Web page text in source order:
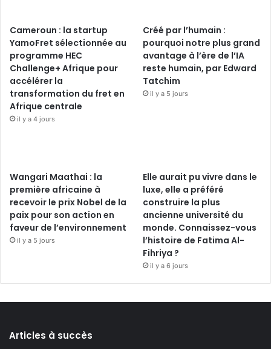
Cameroun : la startup
YamoFret sélectionnée au
programme HEC
Challenge+ Afrique pour
accélérer la
transformation du fret en
Afrique centrale
il y a 4 jours
Créé par l’humain :
pourquoi notre plus grand
avantage à l’ère de l’IA
reste humain, par Edward
Tatchim
il y a 5 jours
Wangari Maathai : la
première africaine à
recevoir le prix Nobel de la
paix pour son action en
faveur de l’environnement
il y a 5 jours
Elle aurait pu vivre dans le
luxe, elle a préféré
construire la plus
ancienne université du
monde. Connaissez-vous
l’histoire de Fatima Al-
Fihriya ?
il y a 6 jours
Articles à succès